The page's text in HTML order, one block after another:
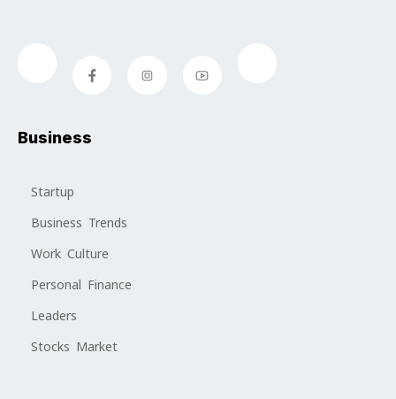
Business
Startup
Business Trends
Work Culture
Personal Finance
Leaders
Stocks Market